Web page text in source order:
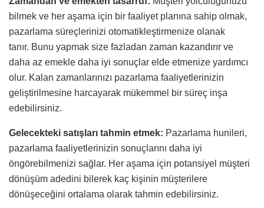
bilmek ve her aşama için bir faaliyet planına sahip olmak,
pazarlama süreçlerinizi otomatikleştirmenize olanak
tanır. Bunu yapmak size fazladan zaman kazandırır ve
daha az emekle daha iyi sonuçlar elde etmenize yardımcı
olur. Kalan zamanlarınızı pazarlama faaliyetlerinizin
geliştirilmesine harcayarak mükemmel bir süreç inşa
edebilirsiniz.
Gelecekteki satışları tahmin etmek: Pazarlama hunileri,
pazarlama faaliyetlerinizin sonuçlarını daha iyi
öngörebilmenizi sağlar. Her aşama için potansiyel müşteri
dönüşüm adedini bilerek kaç kişinin müşterilere
dönüşeceğini ortalama olarak tahmin edebilirsiniz.